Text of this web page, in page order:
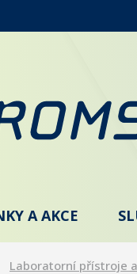
A AKCE
Laboratorní přístroje